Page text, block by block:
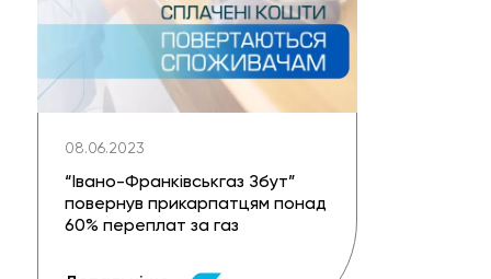
08.06.2023
“Івано-Франківськгаз Збут”
повернув прикарпатцям понад
60% переплат за газ